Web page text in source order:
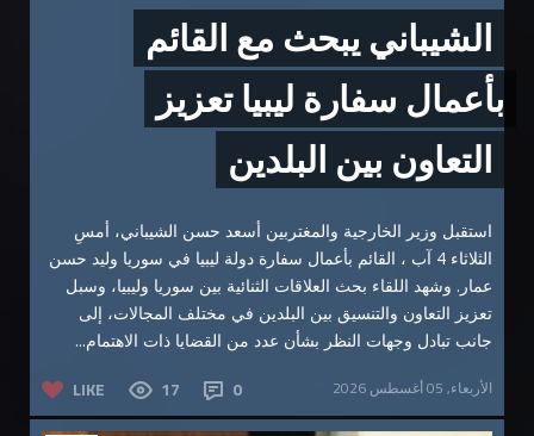
الشيباني يبحث مع القائم
بأعمال سفارة ليبيا تعزيز
التعاون بين البلدين
استقبل وزير الخارجية والمغتربين أسعد حسن الشيباني، أمسِ
الثلاثاء 4 آب ، القائم بأعمال سفارة دولة ليبيا في سوريا وليد حسن
عمار. وشهد اللقاء بحث العلاقات الثنائية بين سوريا وليبيا، وسبل
تعزيز التعاون والتنسيق بين البلدين في مختلف المجالات، إلى
جانب تبادل وجهات النظر بشأن عدد من القضايا ذات الاهتمام...
LIKE 17 0 الأربعاء, 05 أغسطس 2026